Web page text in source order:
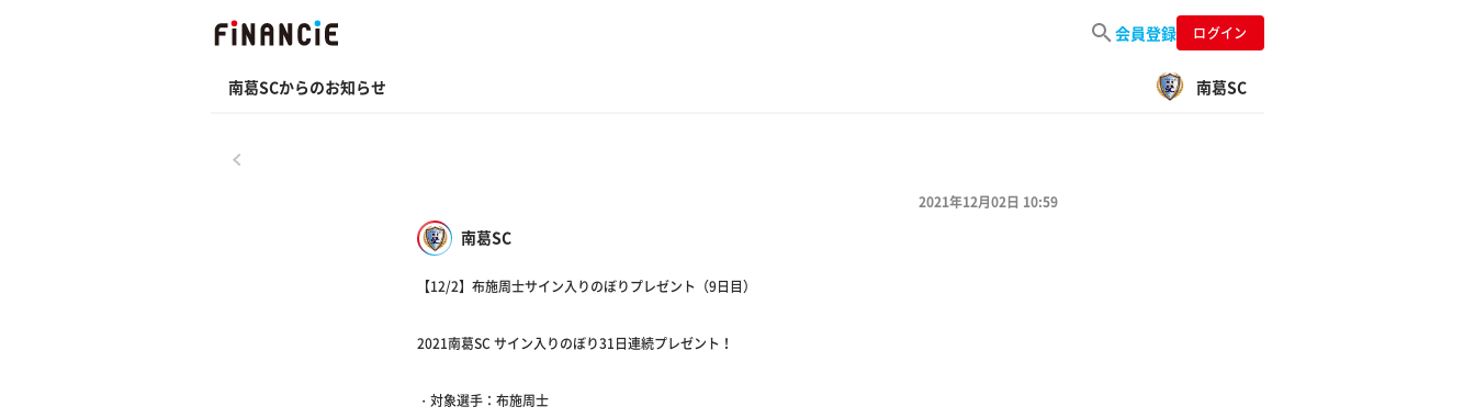
会員登録 ログイン
南葛SCからのお知らせ 南葛SC
南葛SC
2021年12月02日 10:59
【12/2】布施周士サイン入りのぼりプレゼント（9日目）
2021南葛SC サイン入りのぼり31日連続プレゼント！
・対象選手：布施周士